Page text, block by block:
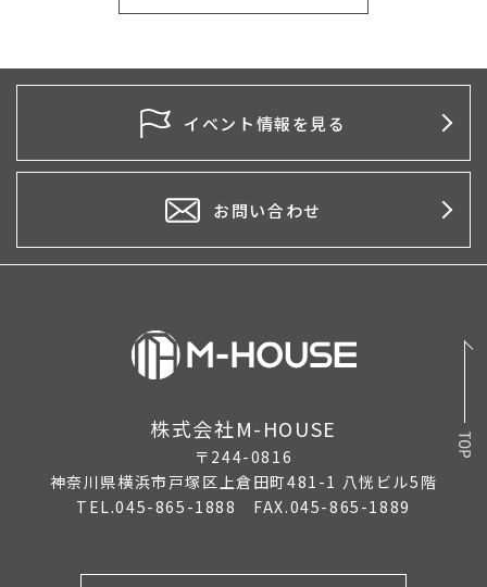
2026年5月
2026年4月
2026年3月
2026年2月
2026年1月
2025年11月
2025年9月
2025年8月
2025年7月
イベント情報を見る
お問い合わせ
株式会社M-HOUSE
〒244-0816
神奈川県横浜市戸塚区上倉田町481-1 八恍ビル5階
TEL.045-865-1888 FAX.045-865-1889